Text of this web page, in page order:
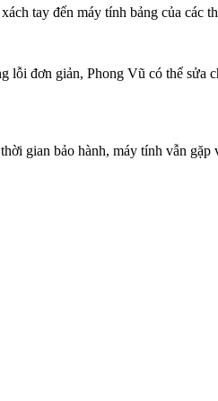
tay đến máy tính bảng của
đơn giản, Phong Vũ có thể
gian bảo hành, máy tính vẫn